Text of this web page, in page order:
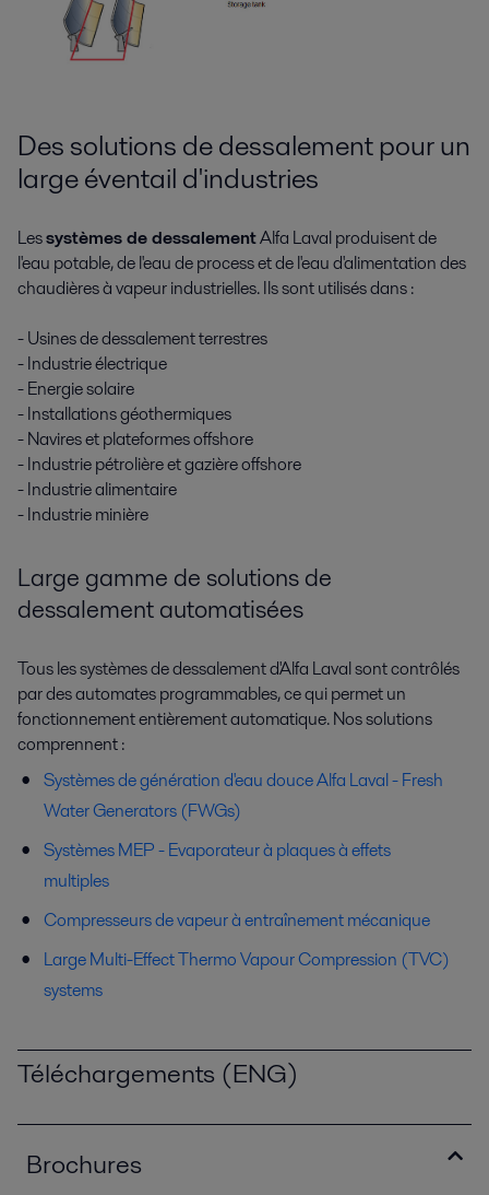
Des solutions de dessalement pour un
large éventail d'industries
Lessystèmes de dessalementAlfa Laval produisent de
l'eau potable, de l'eau de process et de l'eau d'alimentation des
chaudières à vapeur industrielles. Ils sont utilisés dans :
- Usines de dessalement terrestres
- Industrie électrique
- Energie solaire
- Installations géothermiques
- Navires et plateformes offshore
- Industrie pétrolière et gazière offshore
- Industrie alimentaire
- Industrie minière
Large gamme de solutions de
dessalement automatisées
Tous les systèmes de dessalement d'Alfa Laval sont contrôlés
par des automates programmables, ce qui permet un
fonctionnement entièrement automatique. Nos solutions
comprennent :
Systèmes de génération d'eau douce Alfa Laval - Fresh
Water Generators (FWGs)
Systèmes MEP - Evaporateur à plaques à effets
multiples
Compresseurs de vapeur à entraînement mécanique
Large Multi-Effect Thermo Vapour Compression (TVC)
systems
Téléchargements (ENG)
Brochures